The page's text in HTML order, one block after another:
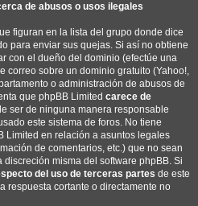
de abusos o usos ilegales
figuran en la lista del grupo donde dice
para enviar sus quejas. Si así no obtiene
con el dueño del dominio (efectúe una
correo sobre un dominio gratuito (Yahoo!,
o administración de abusos de
que phpBB Limited carece de
ser de ninguna manera responsable
este sistema de foros. No tiene
Limited en relación a asuntos legales
de comentarios, etc.) que no sean
misma del software phpBB. Si
del uso de terceras partes de este
respuesta cortante o directamente no